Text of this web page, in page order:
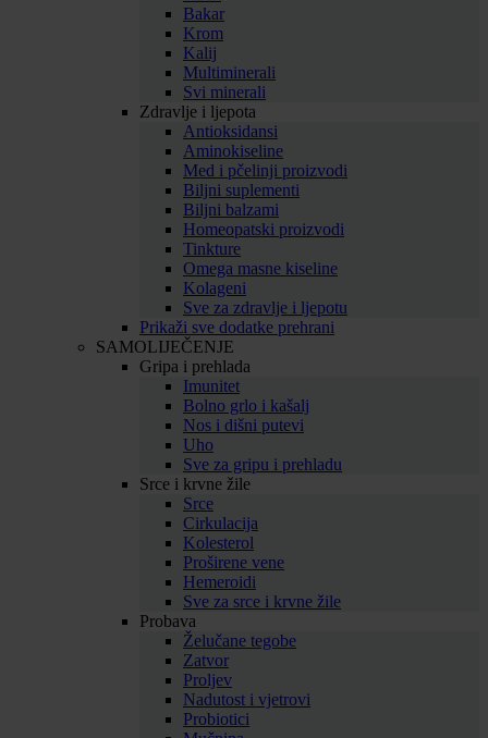
Bakar
Krom
Kalij
Multiminerali
Svi minerali
Zdravlje i ljepota
Antioksidansi
Aminokiseline
Med i pčelinji proizvodi
Biljni suplementi
Biljni balzami
Homeopatski proizvodi
Tinkture
Omega masne kiseline
Kolageni
Sve za zdravlje i ljepotu
Prikaži sve dodatke prehrani
SAMOLIJEČENJE
Gripa i prehlada
Imunitet
Bolno grlo i kašalj
Nos i dišni putevi
Uho
Sve za gripu i prehladu
Srce i krvne žile
Srce
Cirkulacija
Kolesterol
Proširene vene
Hemeroidi
Sve za srce i krvne žile
Probava
Želučane tegobe
Zatvor
Proljev
Nadutost i vjetrovi
Probiotici